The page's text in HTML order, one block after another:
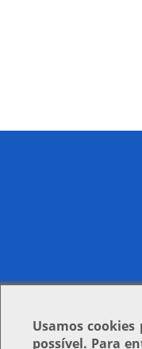
Usamoscookies
possível. Para